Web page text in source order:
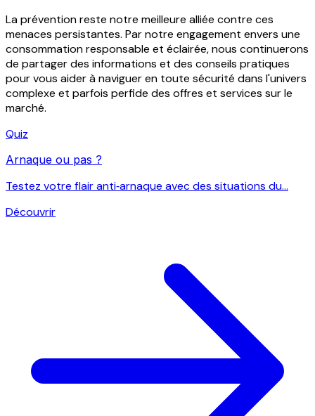
La prévention reste notre meilleure alliée contre ces
menaces persistantes. Par notre engagement envers une
consommation responsable et éclairée, nous continuerons
de partager des informations et des conseils pratiques
pour vous aider à naviguer en toute sécurité dans l'univers
complexe et parfois perfide des offres et services sur le
marché.
Quiz
Arnaque ou pas ?
Testez votre flair anti‑arnaque avec des situations du...
Découvrir